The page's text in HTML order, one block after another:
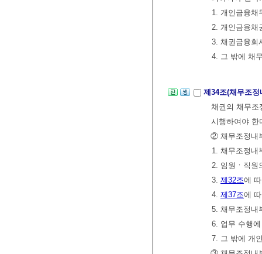
1. 개인금융채
2. 개인금융채
3. 채권금융회
4. 그 밖에 채
제34조(채무조
채권의 채무조
시행하여야 한
② 채무조정내
1. 채무조정내
2. 임원ㆍ직원
3. 제32조에
4. 제37조에
5. 채무조정내
6. 업무 수행
7. 그 밖에 개